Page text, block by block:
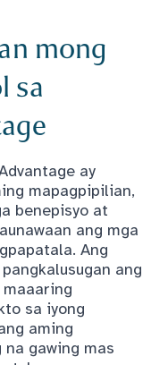
mong
sa
ay
mapagpipilian,
benepisyo at
ang mga
Ang
ang
sa iyong
aming
na gawing mas